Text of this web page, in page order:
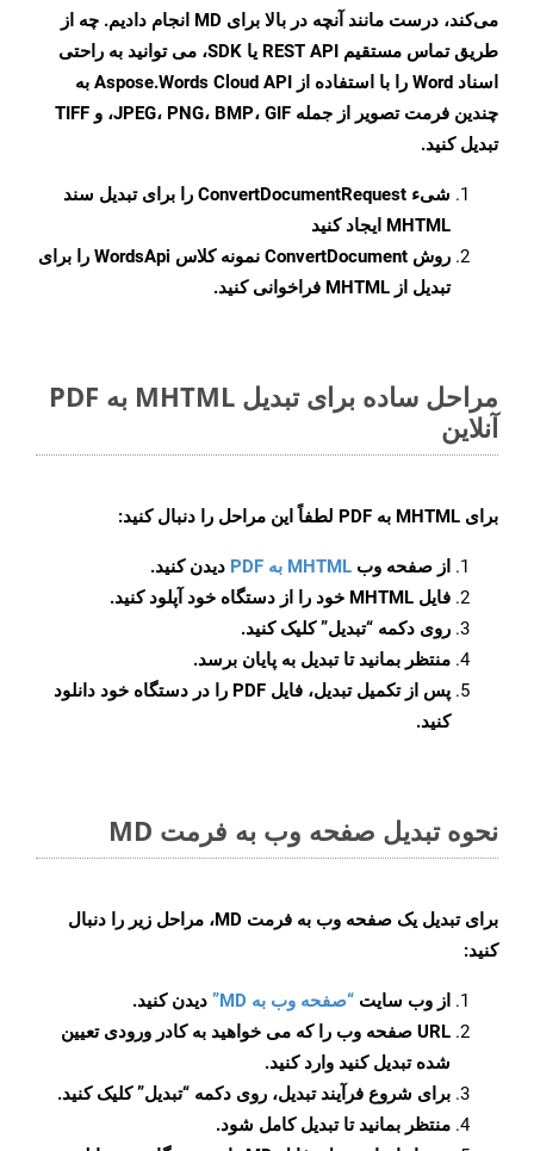
می‌کند، درست مانند آنچه در بالا برای MD انجام دادیم. چه از
طریق تماس مستقیم REST API یا SDK، می توانید به راحتی
اسناد Word را با استفاده از Aspose.Words Cloud API به
چندین فرمت تصویر از جمله JPEG، PNG، BMP، GIF، و TIFF
تبدیل کنید.
شیء ConvertDocumentRequest را برای تبدیل سند
MHTML ایجاد کنید
روش ConvertDocument
نمونه کلاس WordsApi را برای
تبدیل از MHTML فراخوانی کنید.
مراحل ساده برای تبدیل MHTML به PDF
آنلاین
برای MHTML به PDF لطفاً این مراحل را دنبال کنید:
از صفحه وب MHTML به PDF
دیدن کنید.
فایل MHTML خود را از دستگاه خود آپلود کنید.
روی دکمه “تبدیل”کلیک کنید.
منتظر بمانید تا تبدیل به پایان برسد.
پس از تکمیل تبدیل، فایل PDF را در دستگاه خود دانلود
کنید.
نحوه تبدیل صفحه وب به فرمت MD
برای تبدیل یک صفحه وب به فرمت MD، مراحل زیر را دنبال
کنید:
از وب سایت “صفحه وب به MD”
دیدن کنید.
URL صفحه وب را که می خواهید به کادر ورودی تعیین
شده تبدیل کنید وارد کنید.
برای شروع فرآیند تبدیل، روی دکمه “تبدیل” کلیک کنید.
منتظر بمانید تا تبدیل کامل شود.